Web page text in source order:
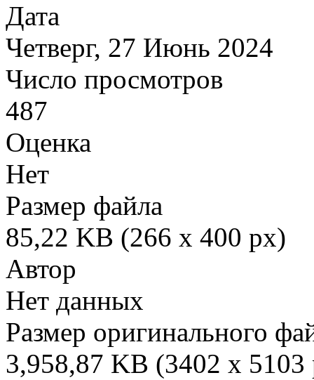
Дата
Четверг, 27 Июнь 2024
Число просмотров
487
Оценка
Нет
Размер файла
85,22 KB (266 x 400 px)
Автор
Нет данных
Размер оригинального
3,958,87 KB (3402 x 5103